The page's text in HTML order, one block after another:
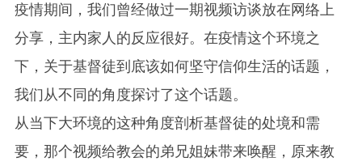
疫情期间，我们曾经做过一期视频访谈放在网络上
分享，主内家人的反应很好。在疫情这个环境之
下，关于基督徒到底该如何坚守信仰生活的话题，
我们从不同的角度探讨了这个话题。
从当下大环境的这种角度剖析基督徒的处境和需
要，那个视频给教会的弟兄姐妹带来唤醒，原来教